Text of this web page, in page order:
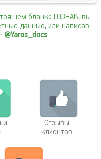
бланке ГОЗНАК, вы
данные, или написав
@Yaros_docs
и
Отзывы
клиентов